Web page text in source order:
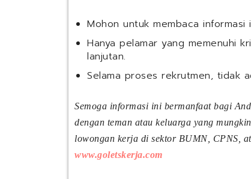
Mohon untuk membaca
Hanya pelamar yang memenuhi
lanjutan.
Selama proses rekrutmen, tidak
Semoga informasi ini bermanfaat bagi
dengan teman atau keluarga yang
lowongan kerja di sektor BUMN, CPNS,
www.goletskerja.com